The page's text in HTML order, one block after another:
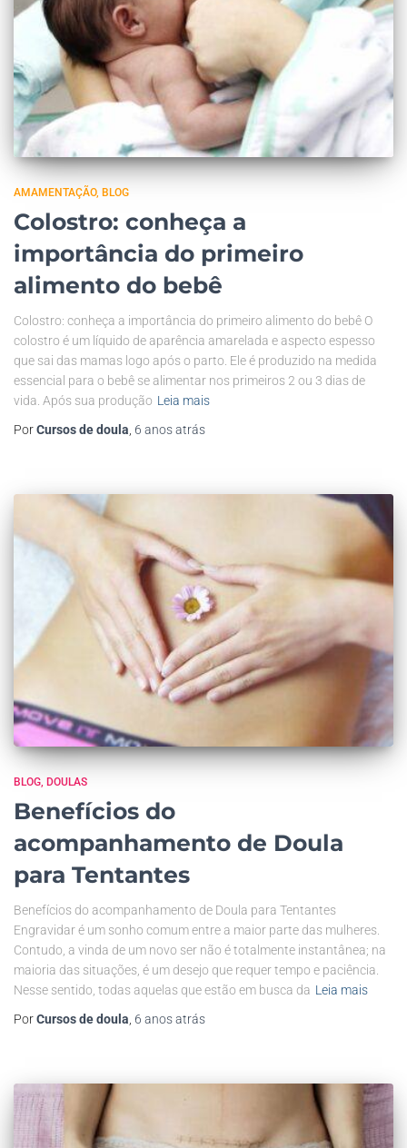
AMAMENTAÇÃO BLOG
Colostro: conheça a
importância do primeiro
alimento do bebê
Colostro: conheça a importância do primeiro alimento do bebê O
colostro é um líquido de aparência amarelada e aspecto espesso
que sai das mamas logo após o parto. Ele é produzido na medida
essencial para o bebê se alimentar nos primeiros 2 ou 3 dias de
vida. Após sua produção Leia mais
PorCursos de doula 6 anosatrás
BLOG DOULAS
Benefícios do
acompanhamento de Doula
para Tentantes
Benefícios do acompanhamento de Doula para Tentantes
Engravidar é um sonho comum entre a maior parte das mulheres.
Contudo, a vinda de um novo ser não é totalmente instantânea; na
maioria das situações, é um desejo que requer tempo e paciência.
Nesse sentido, todas aquelas que estão em busca da Leia mais
PorCursos de doula, 6 anosatrás